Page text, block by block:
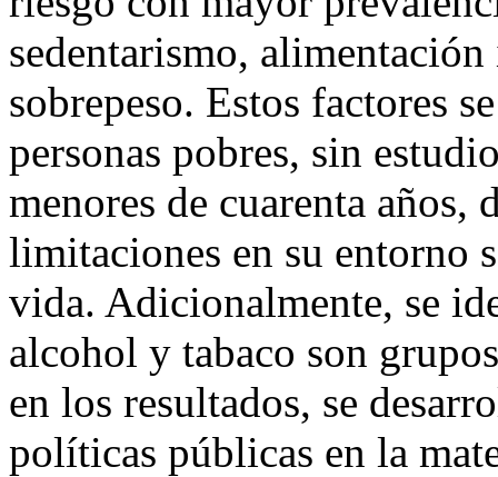
sedentarismo,
sobrepeso. Estos factores
personas pobres, sin
menores de cuarenta
limitaciones en su entorno
vida. Adicionalmente, se
alcohol y tabaco son
en los resultados, se
políticas públicas en la